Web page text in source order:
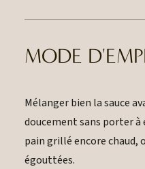
MODE
Mélanger bien la sauce
doucement sans porter
pain grillé encore chaud,
égouttées.